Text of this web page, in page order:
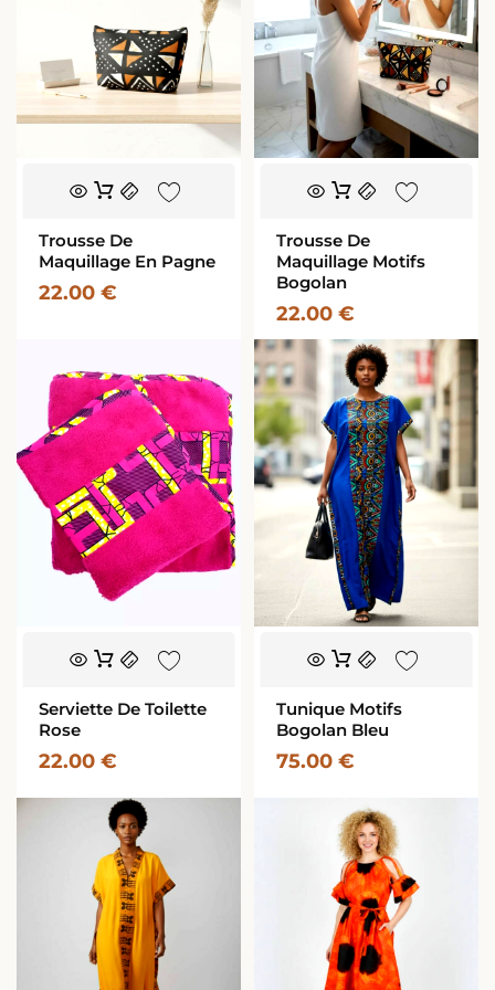
Trousse De
Maquillage En Pagne
22.00 €
Trousse De
Maquillage Motifs
Bogolan
22.00 €
Serviette De Toilette
Rose
22.00 €
produit
plusieurs
variations.
peuvent
être
choisies
sur
la
page
du
produit
Tunique Motifs
Bogolan Bleu
75.00 €